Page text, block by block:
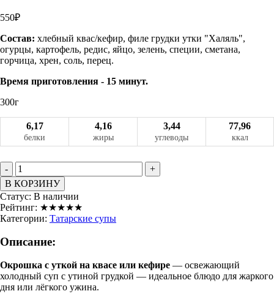
550₽
Состав: хлебный квас/кефир, филе грудки утки "Халяль",
огурцы, картофель, редис, яйцо, зелень, специи, сметана,
горчица, хрен, соль, перец.
Время приготовления - 15 минут.
300г
6,17
белки
4,16
жиры
3,44
углеводы
77,96
ккал
-
+
В КОРЗИНУ
Статус: В наличии
Рейтинг: ★★★★★
Категории: Татарские супы
Описание:
Окрошка с уткой на квасе или кефире — освежающий
холодный суп с утиной грудкой — идеальное блюдо для жаркого
дня или лёгкого ужина.